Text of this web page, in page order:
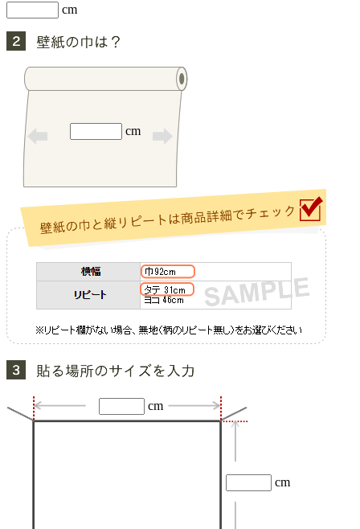
cm
cm
cm
cm